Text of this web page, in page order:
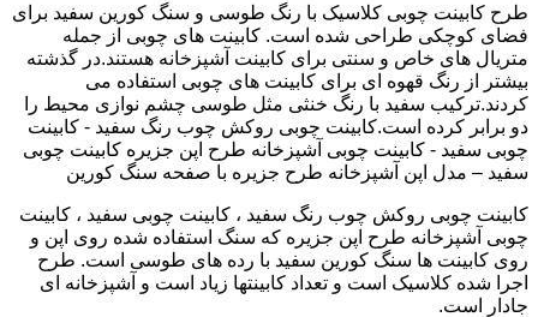
طرح کابینت چوبی کلاسیک با رنگ طوسی و سنگ کورین سفید برای
فضای کوچکی طراحی شده است. کابینت های چوبی از جمله
متریال های خاص و سنتی برای کابینت آشپزخانه هستند.در گذشته
بیشتر از رنگ قهوه ای برای کابینت های چوبی استفاده می
کردند.ترکیب سفید با رنگ خنثی مثل طوسی چشم نوازی محیط را
دو برابر کرده است.کابینت چوبی روکش چوب رنگ سفید - کابینت
چوبی سفید - کابینت چوبی آشپزخانه طرح اپن جزیره کابینت چوبی
سفید – مدل اپن آشپزخانه طرح جزیره با صفحه سنگ کورین
کابینت چوبی روکش چوب رنگ سفید ، کابینت چوبی سفید ، کابینت
چوبی آشپزخانه طرح اپن جزیره که سنگ استفاده شده روی اپن و
روی کابینت ها سنگ کورین سفید با رده های طوسی است. طرح
اجرا شده کلاسیک است و تعداد کابینتها زیاد است و آشپزخانه ای
جادار است.